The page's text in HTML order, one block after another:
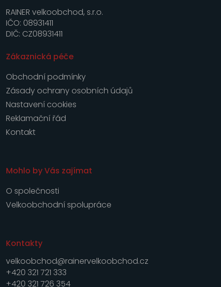
RAINER velkoobchod, s.r.o.
IČO: 08931411
DIČ: CZ08931411
Zákaznická péče
Obchodní podmínky
Zásady ochrany osobních údajů
Nastavení cookies
Reklamační řád
Kontakt
Mohlo by Vás zajímat
O společnosti
Velkoobchodní spolupráce
Kontakty
velkoobchod@rainervelkoobchod.cz
+420 321 721 333
+420 321 726 354